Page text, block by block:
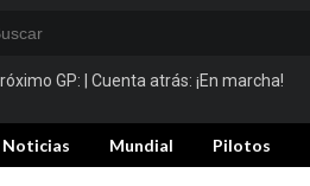
GP: | Cuenta atrás: ¡En marcha!
Noticias Mundial Pilotos